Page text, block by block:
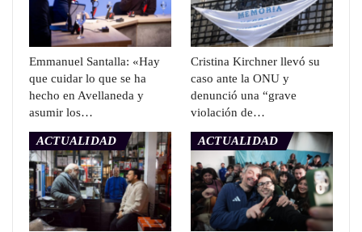
Emmanuel Santalla: «Hay
que cuidar lo que se ha
hecho en Avellaneda y
asumir los…
Cristina Kirchner llevó su
caso ante la ONU y
denunció una “grave
violación de…
ACTUALIDAD ACTUALIDAD